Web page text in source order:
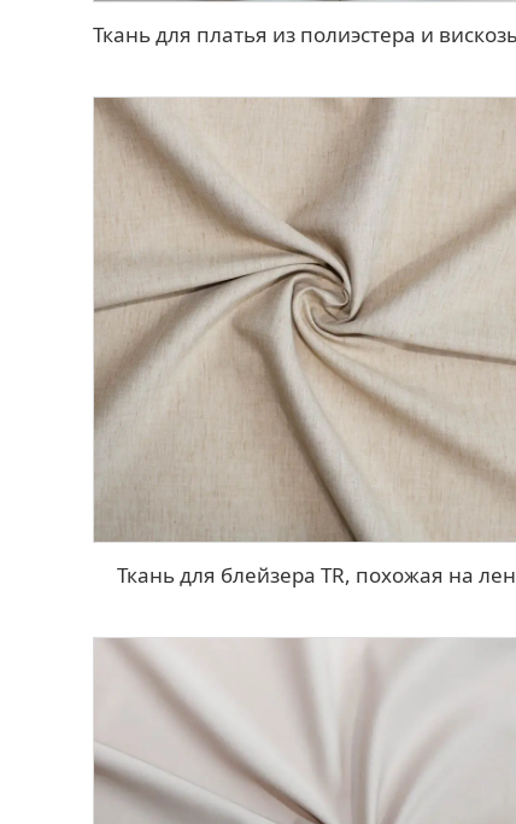
Ткань для блейзера TR, похожая на лен